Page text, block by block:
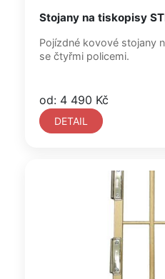
Stojany na tiskopisy
Pojízdné kovové stojany
se čtyřmi policemi.
od: 4 490 Kč
DETAIL